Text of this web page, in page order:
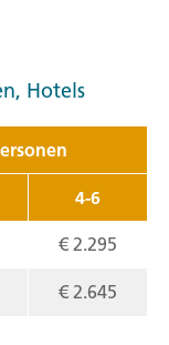
Hotels
4-6
€ 2.295
€ 2.645